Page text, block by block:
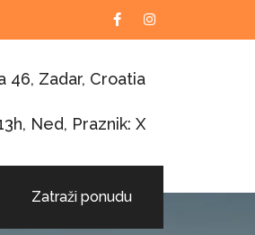
46, Zadar, Croatia
Ned, Praznik: X
Zatraži ponudu